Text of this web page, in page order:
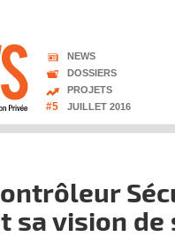
NEWS
DOSSIERS
PROJETS
#5 JUILLET 2016
sa vision de